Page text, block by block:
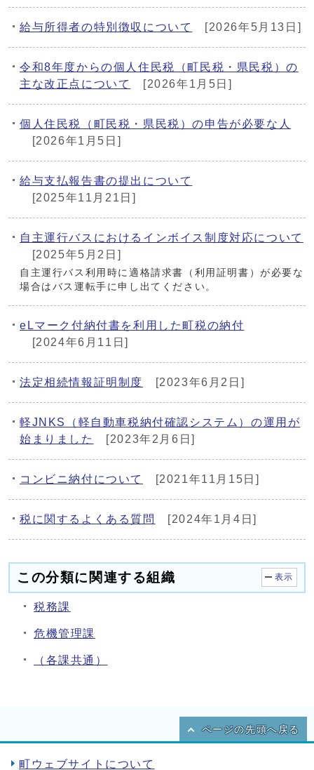
給与所得者の特別徴収について [2026年5月13日]
令和8年度からの個人住民税（町民税・県民税）の
主な改正点について
[2026年1月5日]
個人住民税（町民税・県民税）の申告が必要な人
[2026年1月5日]
給与支払報告書の提出について
[2025年11月21日]
自主運行バスにおけるインボイス制度対応について
[2025年5月2日]
自主運行バス利用時に適格請求書（利用証明書）が必要な
場合はバス運転手に申し出てください。
eLマーク付納付書を利用した町税の納付
[2024年6月11日]
法定相続情報証明制度 [2023年6月2日]
軽JNKS（軽自動車税納付確認システム）の運用が
始まりました
[2023年2月6日]
コンビニ納付について [2021年11月15日]
税に関するよくある質問 [2024年1月4日]
この分類に関連する組織 表示
税務課
危機管理課
（各課共通）
ページの先頭へ戻る
町ウェブサイトについて